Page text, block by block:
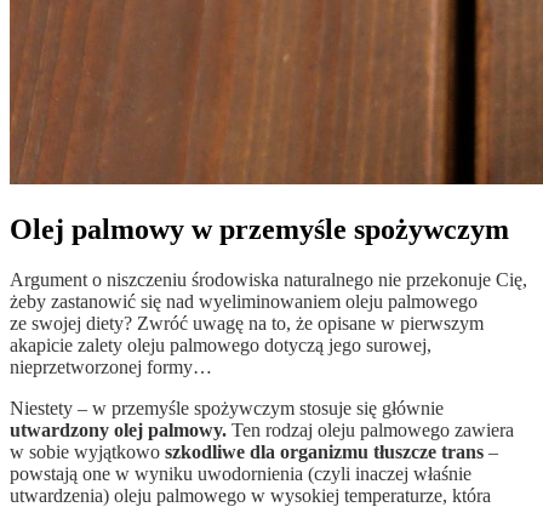
Olej palmowy w przemyśle spożywczym
Argument o niszczeniu środowiska naturalnego nie przekonuje Cię,
żeby zastanowić się nad wyeliminowaniem oleju palmowego
ze swojej diety? Zwróć uwagę na to, że opisane w pierwszym
akapicie zalety oleju palmowego dotyczą jego surowej,
nieprzetworzonej formy…
Niestety – w przemyśle spożywczym stosuje się głównie
utwardzony olej palmowy. Ten rodzaj oleju palmowego zawiera
w sobie wyjątkowo szkodliwe dla organizmu tłuszcze trans –
powstają one w wyniku uwodornienia (czyli inaczej właśnie
utwardzenia) oleju palmowego w wysokiej temperaturze, która